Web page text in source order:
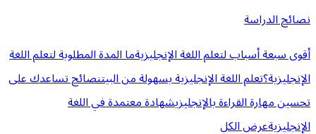
نصائح الدراسة
أقوى سبعة أسباب لتعلم اللغة الإنجليزيةما المدة المطلوبة لتعلم اللغة
الإنجليزية؟تعلم اللغة الإنجليزية بسهولة من البيتنصائح تساعدك على
تحسين مهارة القراءة بالإنجليزيشهادة معتمدة في اللغة
الإنجليزيةعرض الكل